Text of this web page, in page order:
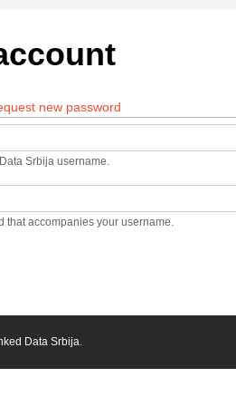
new password
Srbija username.
that accompanies your username.
Data Srbija.